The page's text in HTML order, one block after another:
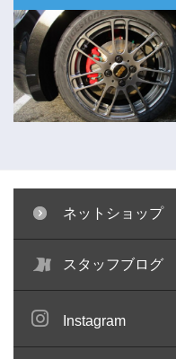
キャリパー塗装 ～コペン～
ネットショップ
スタッフブログ
Instagram